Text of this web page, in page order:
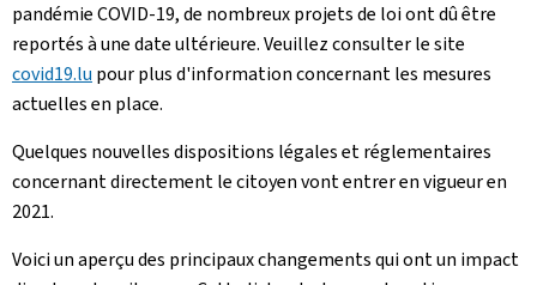
pandémie COVID-19, de nombreux projets de loi ont dû être
reportés à une date ultérieure. Veuillez consulter le site
covid19.lu pour plus d'information concernant les mesures
actuelles en place.
Quelques nouvelles dispositions légales et réglementaires
concernant directement le citoyen vont entrer en vigueur en
2021.
Voici un aperçu des principaux changements qui ont un impact